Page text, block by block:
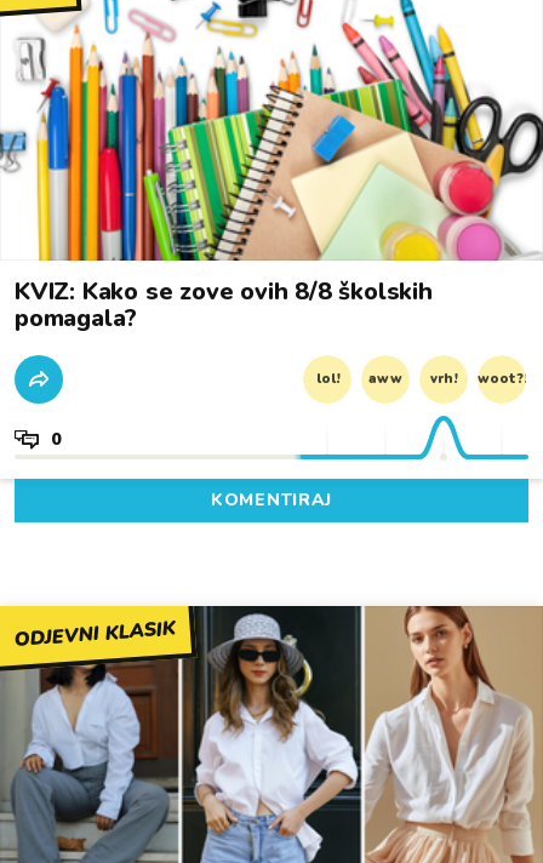
KVIZ: Kako se zove ovih 8/8 školskih
pomagala?
lol! aww vrh! woot?!
0
KOMENTIRAJ
ODJEVNI KLASIK